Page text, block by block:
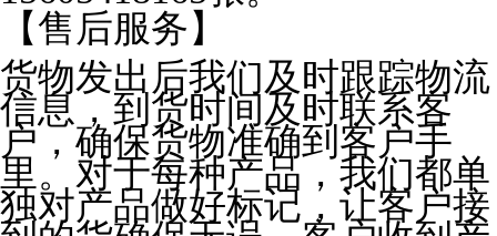
【售后服务】
货物发出后我们及时跟踪物流
信息，到货时间及时联系客
户，确保货物准确到客户手
里。对于每种产品，我们都单
独对产品做好标记，让客户接